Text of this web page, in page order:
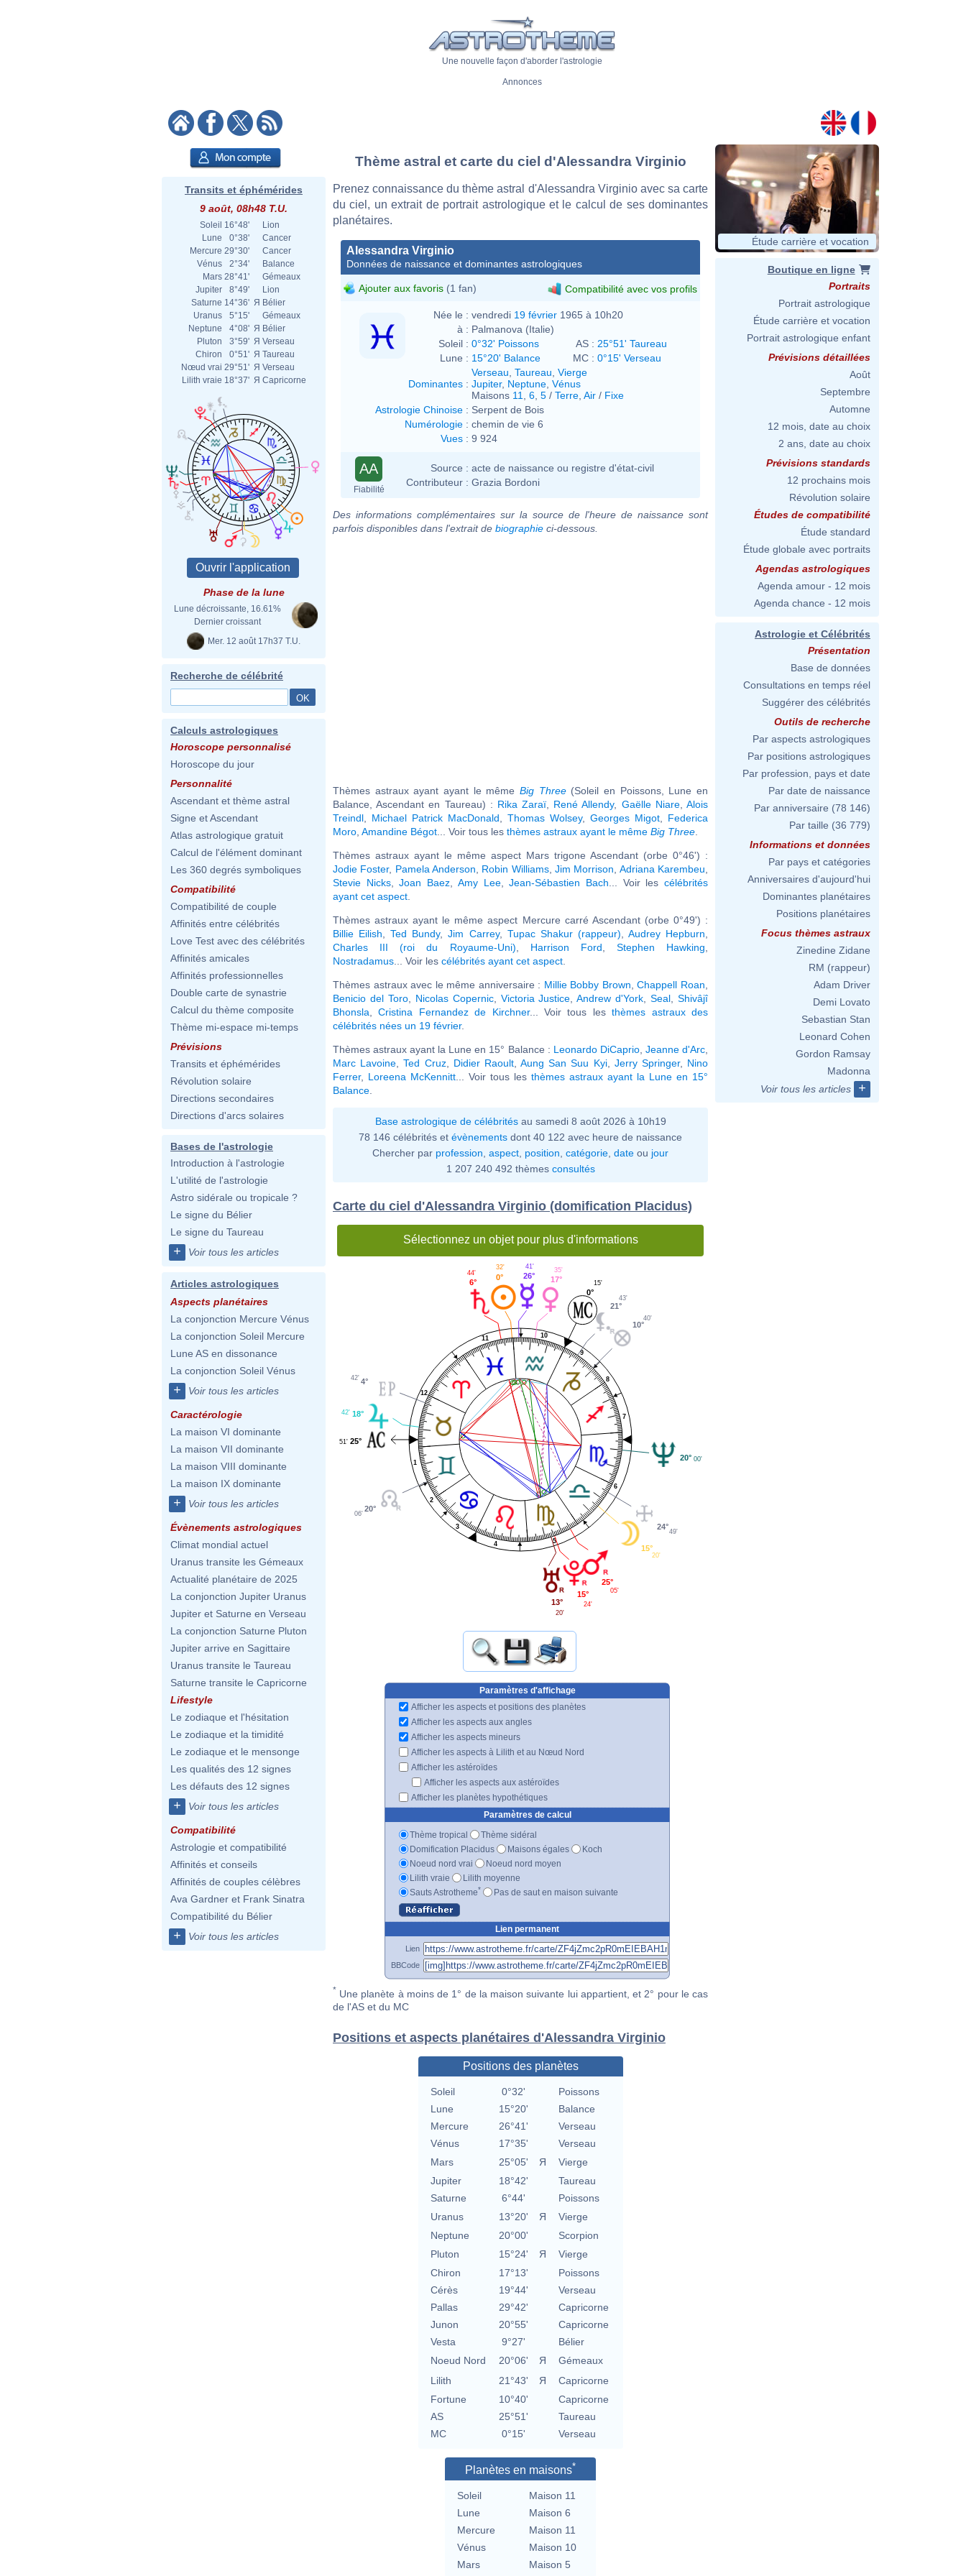
Une nouvelle façon d'aborder l'astrologie
Annonces
Transits et éphémérides
9 août, 08h48 T.U.
Soleil 16°48'
Lion
Lune
0°38'
Cancer
Mercure 29°30'
Cancer
Vénus
2°34'
Balance
Mars 28°41'
Gémeaux
Jupiter
8°49'
Lion
Saturne 14°36' Я Bélier
Uranus
5°15'
Gémeaux
Neptune
4°08' Я Bélier
Pluton
3°59' Я Verseau
Chiron
0°51' Я Taureau
Nœud vrai 29°51' Я Verseau
Lilith vraie 18°37' Я Capricorne
Phase de la lune
Lune décroissante, 16.61%
Dernier croissant
Mer. 12 août 17h37 T.U.
Recherche de célébrité
Calculs astrologiques
Horoscope personnalisé
Horoscope du jour
Personnalité
Ascendant et thème astral
Signe et Ascendant
Atlas astrologique gratuit
Calcul de l'élément dominant
Les 360 degrés symboliques
Compatibilité
Compatibilité de couple
Affinités entre célébrités
Love Test avec des célébrités
Affinités amicales
Affinités professionnelles
Double carte de synastrie
Calcul du thème composite
Thème mi-espace mi-temps
Prévisions
Transits et éphémérides
Révolution solaire
Directions secondaires
Directions d'arcs solaires
Bases de l'astrologie
Introduction à l'astrologie
L'utilité de l'astrologie
Astro sidérale ou tropicale ?
Le signe du Bélier
Le signe du Taureau
+ Voir tous les articles
Articles astrologiques
Aspects planétaires
La conjonction Mercure Vénus
La conjonction Soleil Mercure
Lune AS en dissonance
La conjonction Soleil Vénus
+ Voir tous les articles
Caractérologie
La maison VI dominante
La maison VII dominante
La maison VIII dominante
La maison IX dominante
+ Voir tous les articles
Évènements astrologiques
Climat mondial actuel
Uranus transite les Gémeaux
Actualité planétaire de 2025
La conjonction Jupiter Uranus
Jupiter et Saturne en Verseau
La conjonction Saturne Pluton
Jupiter arrive en Sagittaire
Uranus transite le Taureau
Saturne transite le Capricorne
Lifestyle
Le zodiaque et l'hésitation
Le zodiaque et la timidité
Le zodiaque et le mensonge
Les qualités des 12 signes
Les défauts des 12 signes
+ Voir tous les articles
Compatibilité
Astrologie et compatibilité
Affinités et conseils
Affinités de couples célèbres
Ava Gardner et Frank Sinatra
Compatibilité du Bélier
+ Voir tous les articles
Thème astral et carte du ciel d'Alessandra Virginio
Prenez connaissance du thème astral d'Alessandra Virginio avec sa carte
du ciel, un extrait de portrait astrologique et le calcul de ses dominantes
planétaires.
Alessandra Virginio
Données de naissance et dominantes astrologiques
Ajouter aux favoris (1 fan) Compatibilité avec vos profils
Née le : vendredi 19 février 1965 à 10h20
à : Palmanova (Italie)
Soleil : 0°32' Poissons AS : 25°51' Taureau
Lune : 15°20' Balance MC : 0°15' Verseau
Dominantes :
Verseau Taureau Vierge
Jupiter, Neptune Vénus
Maisons 11 6 5 / Terre Air / Fixe
Astrologie Chinoise : Serpent de Bois
Numérologie : chemin de vie 6
Vues : 9 924
AA
Fiabilité
Source : acte de naissance ou registre d'état-civil
Contributeur : Grazia Bordoni
Des informations complémentaires sur la source de l'heure de naissance sont
parfois disponibles dans l'extrait de biographie ci-dessous.
Thèmes astraux ayant ayant le même Big Three(Soleil en Poissons, Lune en
Balance, Ascendant en Taureau) : Rika Zaraï René Allendy, Gaëlle Niare,Alois
Treindl
Michael Patrick MacDonald Thomas Wolsey, Georges Migot
Federica
Moro Amandine Bégot ... Voir tous les thèmes astraux ayant le même Big Three
Thèmes astraux ayant le même aspect Mars trigone Ascendant (orbe 0°46') :
Jodie Foster, Pamela Anderson Robin Williams,Jim Morrison Adriana Karembeu
Stevie Nicks,Joan Baez Amy Lee,Jean-Sébastien Bach ... Voir lescélébrités
ayant cet aspect
Thèmes astraux ayant le même aspect Mercure carré Ascendant (orbe 0°49') :
Billie Eilish ,Ted Bundy,Jim Carrey, Tupac Shakur (rappeur) Audrey Hepburn
Charles III (roi du Royaume-Uni)
Harrison Ford Stephen Hawking
Nostradamus ... Voir les célébrités ayant cet aspect
Thèmes astraux avec le même anniversaire : Millie Bobby Brown ,Chappell Roan
Benicio del Toro, Nicolas Copernic, Victoria Justice ,Andrew d'York ,Seal ,Shivâjî
Bhonsla ,Cristina Fernandez de Kirchner... Voir tous lesthèmes astraux des
célébrités nées un 19 février.
Thèmes astraux ayant la Lune en 15° Balance : Leonardo DiCaprio, Jeanne d'Arc
Marc Lavoine ,Ted Cruz, Didier Raoult,Aung San Suu Kyi, Jerry Springer, Nino
Ferrer, Loreena McKennitt ... Voir tous les thèmes astraux ayant la Lune en 15°
Balance
Base astrologique de célébritésau samedi 8 août 2026 à 10h19
78 146 célébrités et évènements dont 40 122 avec heure de naissance
Chercher par profession aspect position catégorie date ou jour
1 207 240 492 thèmes consultés
Carte du ciel d'Alessandra Virginio (domification Placidus)
Sélectionnez un objet pour plus d'informations
1
2
3
4 5
6
7
8
9
10
11
12
10°
40'
21°
43'
0°
15'
17°
35'
26°
41'
0°
32'
6°
44'
4°
42'
18°
42'
25°
51'
20°
06'
13°
20'
15°
24'
25°
05'
15°
20'
24°
49'
20° 00'
Paramètres d'affichage
Afficher les aspects et positions des planètes
Afficher les aspects aux angles
Afficher les aspects mineurs
Afficher les aspects à Lilith et au Nœud Nord
Afficher les astéroïdes
Afficher les aspects aux astéroïdes
Afficher les planètes hypothétiques
Paramètres de calcul
Thème tropical
Thème sidéral
Domification Placidus
Maisons égales
Koch
Noeud nord vrai
Noeud nord moyen
Lilith vraie
Lilith moyenne
Sauts Astrotheme* Pas de saut en maison suivante
Lien permanent
Lien
BBCode
* Une planète à moins de 1° de la maison suivante lui appartient, et 2° pour le cas
de l'AS et du MC
Positions et aspects planétaires d'Alessandra Virginio
Positions des planètes
Soleil 0°32'
Poissons
Lune
15°20'
Balance
Mercure
26°41'
Verseau
Vénus
17°35'
Verseau
Mars
25°05' Я
Vierge
Jupiter
18°42'
Taureau
Saturne
6°44'
Poissons
Uranus
13°20' Я
Vierge
Neptune
20°00'
Scorpion
Pluton
15°24' Я
Vierge
Chiron
17°13'
Poissons
Cérès
19°44'
Verseau
Pallas
29°42'
Capricorne
Junon
20°55'
Capricorne
Vesta
9°27'
Bélier
Noeud Nord
20°06' Я
Gémeaux
Lilith
21°43' Я
Capricorne
Fortune
10°40'
Capricorne
AS
25°51'
Taureau
MC
0°15' Verseau
Planètes en maisons*
Soleil
Maison 11
Lune
Maison 6
Mercure
Maison 11
Vénus
Maison 10
Mars
Maison 5
Étude carrière et vocation
Boutique en ligne
Portraits
Portrait astrologique
Étude carrière et vocation
Portrait astrologique enfant
Prévisions détaillées
Août
Septembre
Automne
12 mois, date au choix
2 ans, date au choix
Prévisions standards
12 prochains mois
Révolution solaire
Études de compatibilité
Étude standard
Étude globale avec portraits
Agendas astrologiques
Agenda amour - 12 mois
Agenda chance - 12 mois
Astrologie et Célébrités
Présentation
Base de données
Consultations en temps réel
Suggérer des célébrités
Outils de recherche
Par aspects astrologiques
Par positions astrologiques
Par profession, pays et date
Par date de naissance
Par anniversaire (78 146)
Par taille (36 779)
Informations et données
Par pays et catégories
Anniversaires d'aujourd'hui
Dominantes planétaires
Positions planétaires
Focus thèmes astraux
Zinedine Zidane
RM (rappeur)
Adam Driver
Demi Lovato
Sebastian Stan
Leonard Cohen
Gordon Ramsay
Madonna
Voir tous les articles
+